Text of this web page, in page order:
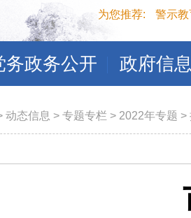
为您推荐: 警示教
务政务公开 政府信
动态信息 > 专题专栏 > 2022年专题 >